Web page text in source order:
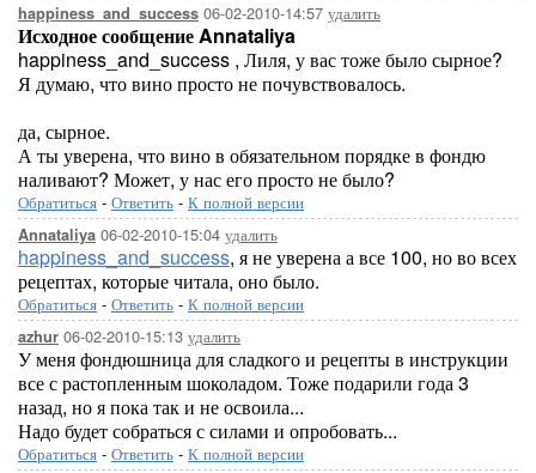
happiness_and_success 06-02-2010-14:57 удалить
Исходное сообщение Annataliya
happiness_and_success , Лиля, у вас тоже было сырное?
Я думаю, что вино просто не почувствовалось.
да, сырное.
А ты уверена, что вино в обязательном порядке в фондю
наливают? Может, у нас его просто не было?
Обратиться - Ответить - К полной версии
Annataliya 06-02-2010-15:04 удалить
happiness_and_success, я не уверена а все 100, но во всех
рецептах, которые читала, оно было.
Обратиться - Ответить - К полной версии
azhur 06-02-2010-15:13 удалить
У меня фондюшница для сладкого и рецепты в инструкции
все с растопленным шоколадом. Тоже подарили года 3
назад, но я пока так и не освоила...
Надо будет собраться с силами и опробовать...
Обратиться - Ответить - К полной версии